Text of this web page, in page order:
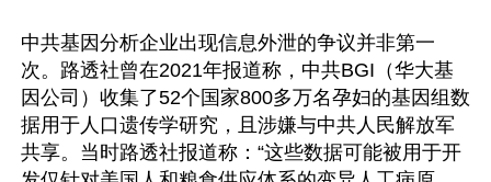
中共基因分析企业出现信息外泄的争议并非第一
次。路透社曾在2021年报道称，中共BGI（华大基
因公司）收集了52个国家800多万名孕妇的基因组数
据用于人口遗传学研究，且涉嫌与中共人民解放军
共享。当时路透社报道称：“这些数据可能被用于开